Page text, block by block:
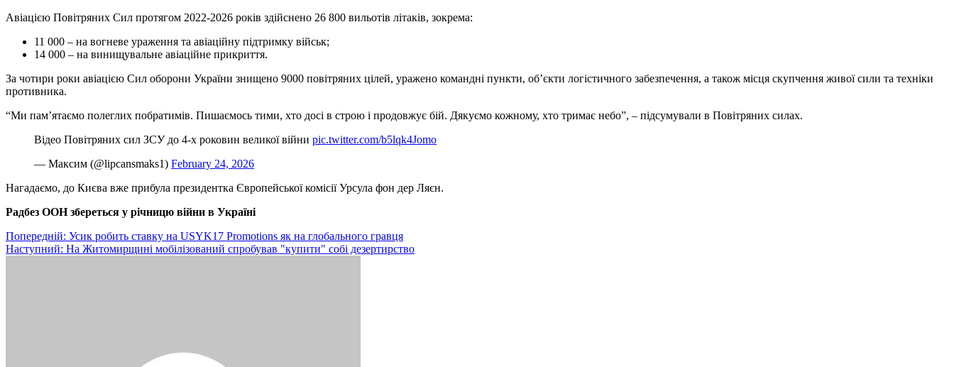
Авіацією Повітряних Сил протягом 2022-2026 років здійснено 26 800 вильотів літаків, зокрема:
11 000 – на вогневе ураження та авіаційну підтримку військ;
14 000 – на винищувальне авіаційне прикриття.
За чотири роки авіацією Сил оборони України знищено 9000 повітряних цілей, уражено командні пункти, об’єкти логістичного забезпечення, а також місця скупчення живої сили та техніки
противника.
“Ми пам’ятаємо полеглих побратимів. Пишаємось тими, хто досі в строю і продовжує бій. Дякуємо кожному, хто тримає небо”, – підсумували в Повітряних силах.
Відео Повітряних сил ЗСУ до 4-х роковин великої війни pic.twitter.com/b5lqk4Jomo
— Максим (@lipcansmaks1) February 24, 2026
Нагадаємо, до Києва вже прибула президентка Європейської комісії Урсула фон дер Ляєн.
Радбез ООН збереться у річницю війни в Україні
Навігація
записів
Попередній: Усик робить ставку на USYK17 Promotions як на глобального гравця
Наступний: На Житомирщині мобілізований спробував "купити" собі дезертирство